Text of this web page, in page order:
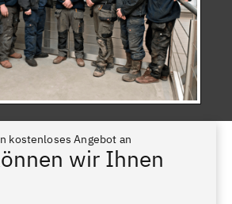
kostenloses Angebot an
wir Ihnen